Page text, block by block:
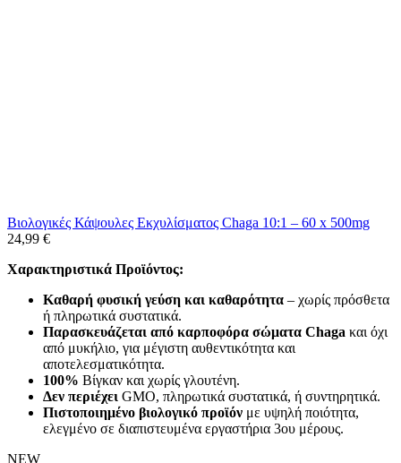
Βιολογικές Κάψουλες Εκχυλίσματος Chaga 10:1 – 60 x 500mg
24,99 €
Χαρακτηριστικά Προϊόντος:
Καθαρή φυσική γεύση και καθαρότητα – χωρίς πρόσθετα
ή πληρωτικά συστατικά.
Παρασκευάζεται από καρποφόρα σώματα Chaga και όχι
από μυκήλιο, για μέγιστη αυθεντικότητα και
αποτελεσματικότητα.
100% Βίγκαν και χωρίς γλουτένη.
Δεν περιέχει GMO, πληρωτικά συστατικά, ή συντηρητικά.
Πιστοποιημένο βιολογικό προϊόν με υψηλή ποιότητα,
ελεγμένο σε διαπιστευμένα εργαστήρια 3ου μέρους.
NEW